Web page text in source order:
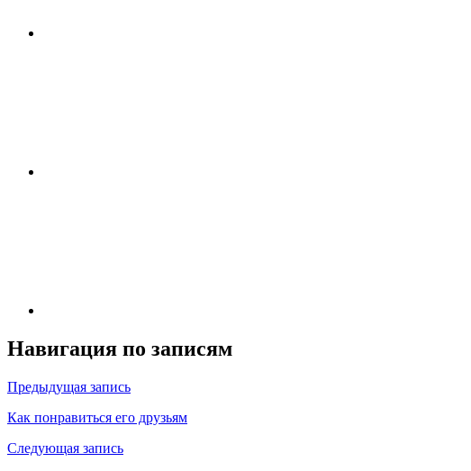
Навигация по записям
Предыдущая запись
Как понравиться его друзьям
Следующая запись